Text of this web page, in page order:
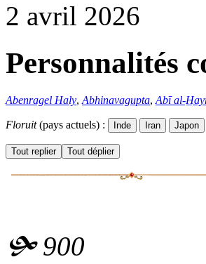
2 avril 2026
Personnalités
Abenragel Haly, Abhinavagupta, Abī al-
Floruit(pays actuels) : Inde Iran Japon
Tout replier Tout déplier
🙟 900